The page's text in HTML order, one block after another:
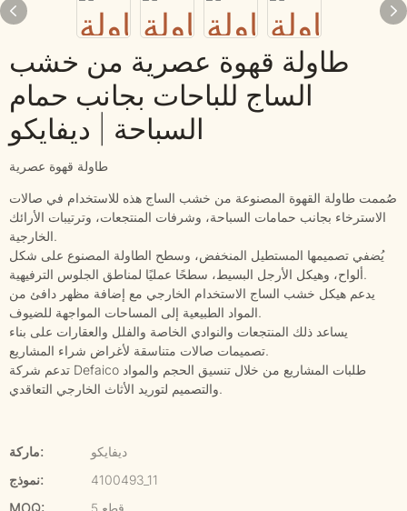
طاولة قهوة عصرية من خشب
الساج للباحات بجانب حمام
السباحة | ديفايكو
طاولة قهوة عصرية
صُممت طاولة القهوة المصنوعة من خشب الساج هذه للاستخدام في صالات
الاسترخاء بجانب حمامات السباحة، وشرفات المنتجعات، وترتيبات الأرائك
الخارجية.
يُضفي تصميمها المستطيل المنخفض، وسطح الطاولة المصنوع على شكل
ألواح، وهيكل الأرجل البسيط، سطحًا عمليًا لمناطق الجلوس الترفيهية.
يدعم هيكل خشب الساج الاستخدام الخارجي مع إضافة مظهر دافئ من
المواد الطبيعية إلى المساحات المواجهة للضيوف.
يساعد ذلك المنتجعات والنوادي الخاصة والفلل والعقارات على بناء
تصميمات صالات متناسقة لأغراض شراء المشاريع.
تدعم شركة Defaico طلبات المشاريع من خلال تنسيق الحجم والمواد
والتصميم لتوريد الأثاث الخارجي التعاقدي.
ماركة:
ديفايكو
نموذج:
4100493_11
MOQ:
5 قطع